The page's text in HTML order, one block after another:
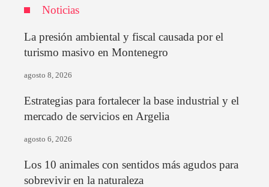
Noticias
La presión ambiental y fiscal causada por el
turismo masivo en Montenegro
agosto 8, 2026
Estrategias para fortalecer la base industrial y el
mercado de servicios en Argelia
agosto 6, 2026
Los 10 animales con sentidos más agudos para
sobrevivir en la naturaleza